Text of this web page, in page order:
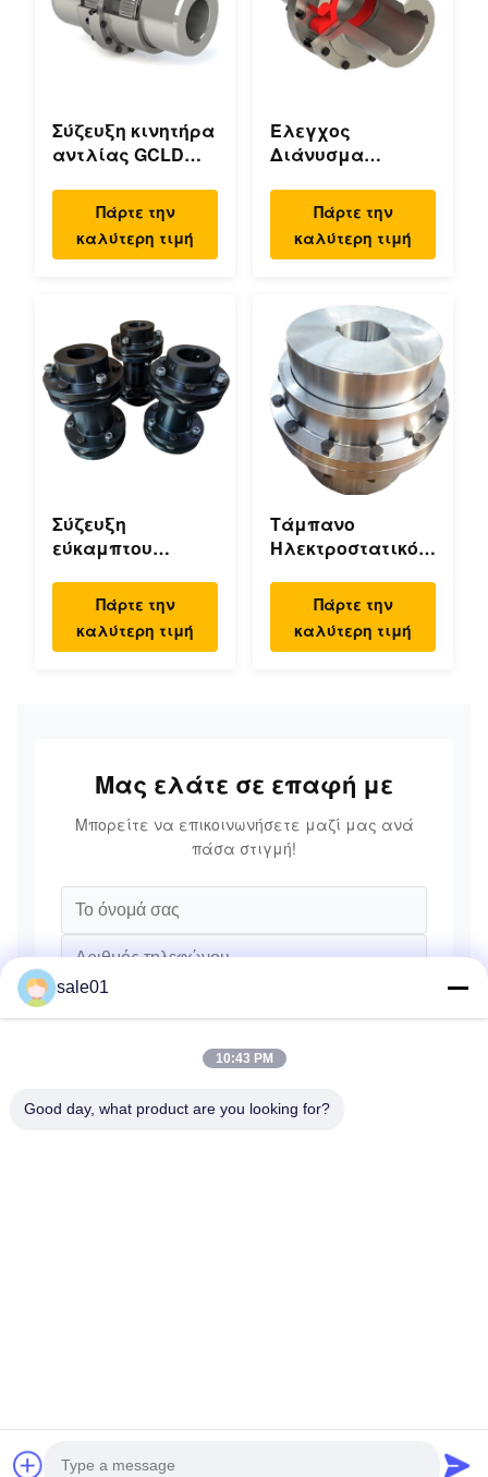
Σύζευξη κινητήρα
αντλίας GCLD
αντλίας GCLD
Προσαρμοσμένη
συμπαγής
Πάρτε την
καλύτερη τιμή
Έλεγχος
Διάνυσμα
Μηχανικός
Διπλής Φλάντζας
Τροχιακά
Πάρτε την
καλύτερη τιμή
Σύζευξη
εύκαμπτου
μηδενικής τάσης,
διπλού δίσκου,
υψηλής
Πάρτε την
καλύτερη τιμή
Τάμπανο
Ηλεκτροστατικό
Ψεκασμού
Ευέλικτο Γεραίο
Υψηλή ακρίβεια
Πάρτε την
καλύτερη τιμή
Μας ελάτε σε επαφή με
Μπορείτε να επικοινωνήσετε μαζί μας ανά
πάσα στιγμή!
© 2026 Hefei Purple Horn E-Commerce Co., Ltd.. All Rights Reserved.
sale01
10:43 PM
Good day, what product are you looking for?